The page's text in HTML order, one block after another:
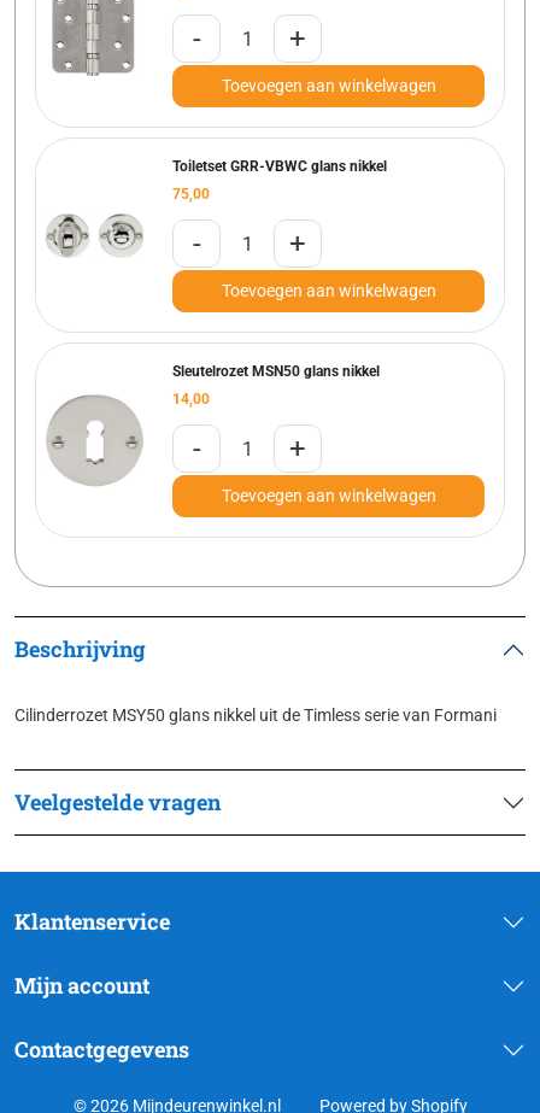
- +
Toevoegen aan winkelwagen
Toiletset GRR-VBWC glans nikkel
75,00
- +
Toevoegen aan winkelwagen
Sleutelrozet MSN50 glans nikkel
14,00
- +
Toevoegen aan winkelwagen
Beschrijving
Cilinderrozet MSY50 glans nikkel uit de Timless serie van Formani
Veelgestelde vragen
Klantenservice
Mijn account
Contactgegevens
© 2026 Mijndeurenwinkel.nl Powered by Shopify